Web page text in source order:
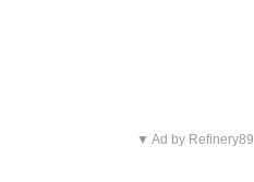
▼ Ad by Refinery89